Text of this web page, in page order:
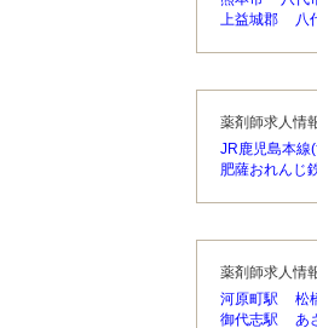
上益城郡
八
薬剤師求人情
JR鹿児島本線
肥薩おれんじ
薬剤師求人情
河原町駅
松
御代志駅
あ